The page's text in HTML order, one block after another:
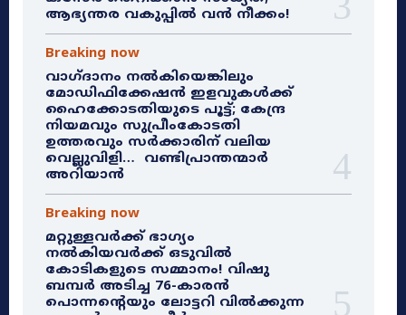
ആഭ്യന്തര വകുപ്പിൽ വൻ നീക്കം!
Breaking now
വാഗ്ദാനം നൽകിയെങ്കിലും
മോഡിഫിക്കേഷൻ ഇളവുകൾക്ക്
ഹൈക്കോടതിയുടെ പൂട്ട്; കേന്ദ്ര
നിയമവും സുപ്രീംകോടതി
ഉത്തരവും സർക്കാരിന് വലിയ
വെല്ലുവിളി… വണ്ടിപ്രാന്തന്മാർ
അറിയാൻ
Breaking now
മറ്റുള്ളവർക്ക് ഭാഗ്യം
നൽകിയവർക്ക് ഒടുവിൽ
കോടികളുടെ സമ്മാനം! വിഷു
ബമ്പർ അടിച്ച 76-കാരൻ
പൊന്നന്റെയും ലോട്ടറി വിൽക്കുന്ന